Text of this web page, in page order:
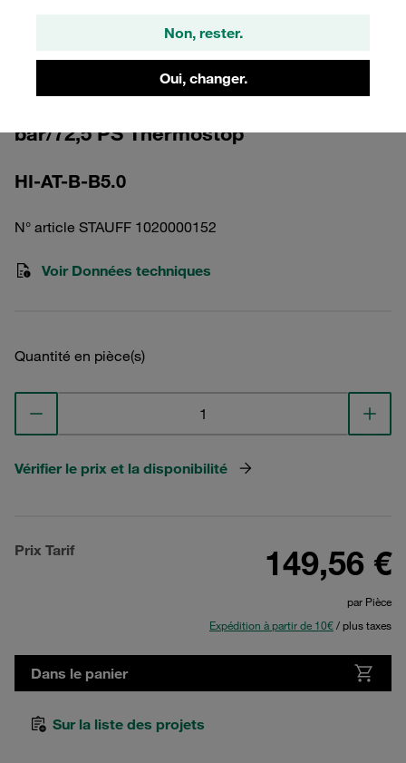
Non, rester.
Oui, changer.
Indicateur d'encrassement visuel
bar/72,5 PS Thermostop
HI-AT-B-B5.0
N° article STAUFF 1020000152
Voir Données techniques
Quantité en pièce(s)
Vérifier le prix et la disponibilité
Prix Tarif 149,56 €
par Pièce
Expédition à partir de 10€/ plus taxes
Dans le panier
Sur la liste des projets